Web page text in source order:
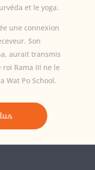
et le yoga.
une connexion
Son
aurait transmis
Rama III ne le
Wat Po School.